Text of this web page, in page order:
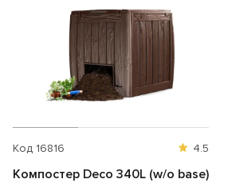
Код 16816 4.5
Компостер Deco 340L (w/o base)